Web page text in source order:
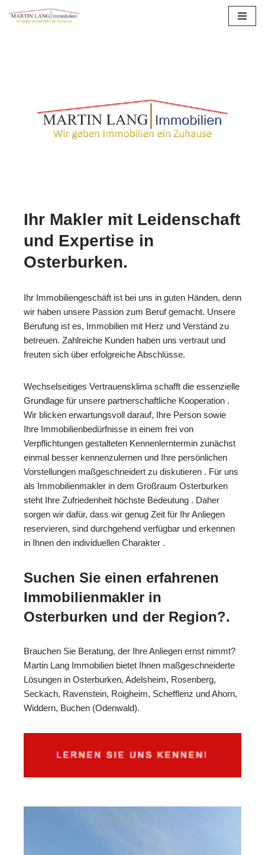
Ihr Makler mit Leidenschaft
und Expertise in
Osterburken.
Ihr Immobiliengeschäft ist bei uns in guten Händen, denn
wir haben unsere Passion zum Beruf gemacht. Unsere
Berufung ist es, Immobilien mit Herz und Verstand zu
betreuen. Zahlreiche Kunden haben uns vertraut und
freuten sich über erfolgreiche Abschlüsse.
Wechselseitiges Vertrauensklima schafft die essenzielle
Grundlage für unsere partnerschaftliche Kooperation .
Wir blicken erwartungsvoll darauf, Ihre Person sowie
Ihre Immobilienbedürfnisse in einem frei von
Verpflichtungen gestalteten Kennenlerntermin zunächst
einmal besser kennenzulernen und Ihre persönlichen
Vorstellungen maßgeschneidert zu diskutieren . Für uns
als Immobilienmakler in dem Großraum Osterburken
steht Ihre Zufriedenheit höchste Bedeutung . Daher
sorgen wir dafür, dass wir genug Zeit für Ihr Anliegen
reservieren, sind durchgehend verfügbar und erkennen
in Ihnen den individuellen Charakter .
Suchen Sie einen erfahrenen
Immobilienmakler in
Osterburken und der Region?.
Brauchen Sie Beratung, der Ihre Anliegen ernst nimmt?
Martin Lang Immobilien bietet Ihnen maßgeschneiderte
Lösungen in Osterburken, Adelsheim, Rosenberg,
Seckach, Ravenstein, Roigheim, Schefflenz und Ahorn,
Widdern, Buchen (Odenwald).